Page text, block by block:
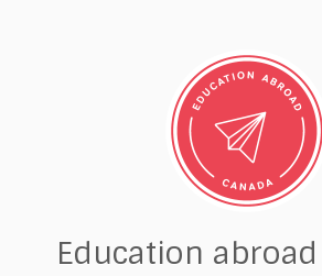
Education